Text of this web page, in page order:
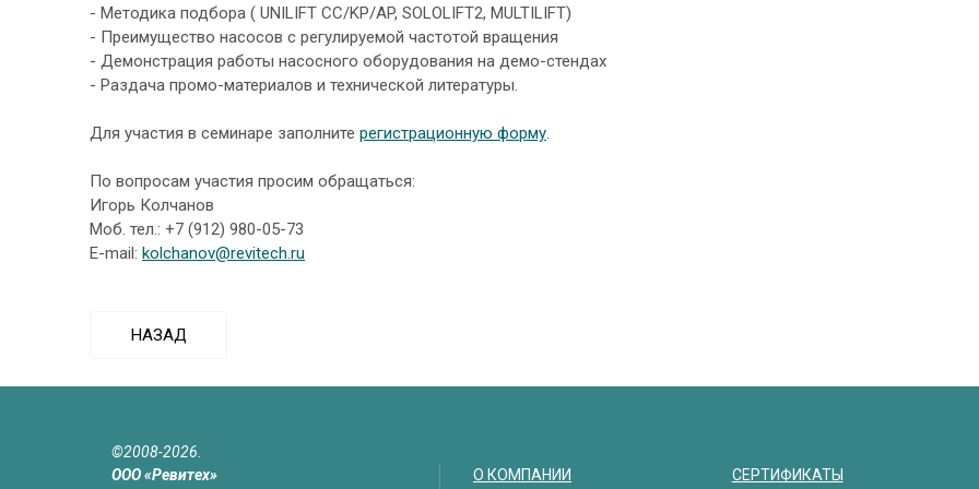
- Методика подбора ( UNILIFT CC/KP/AP, SOLOLIFT2, MULTILIFT)
- Преимущество насосов с регулируемой частотой вращения
- Демонстрация работы насосного оборудования на демо-стендах
- Раздача промо-материалов и технической литературы.
Для участия в семинаре заполните регистрационную форму.
По вопросам участия просим обращаться:
Игорь Колчанов
Моб. тел.: +7 (912) 980-05-73
E-mail: kolchanov@revitech.ru
НАЗАД
©2008-2026.
ООО «Ревитех»
О КОМПАНИИ СЕРТИФИКАТЫ